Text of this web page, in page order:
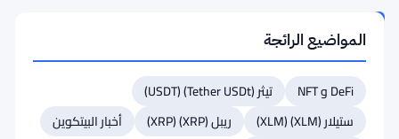
البيتكوين
بيتكوين
المواضيع الرائجة
DeFi و NFT
تيثر (Tether USDt) (USDT)
ستيلار (XLM) (XLM)
ريبل (XRP) (XRP)
أخبار البيتكوين